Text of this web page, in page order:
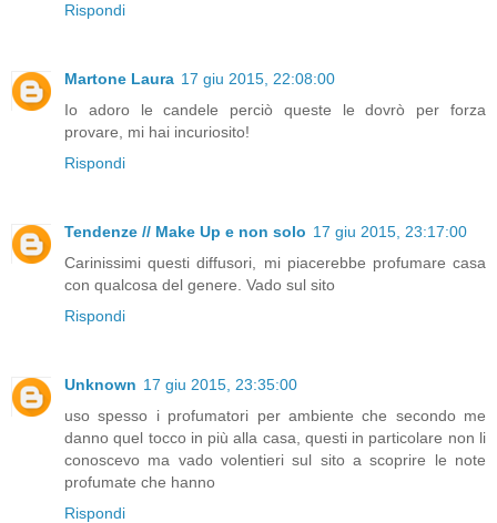
Rispondi
Martone Laura 17 giu 2015, 22:08:00
Io adoro le candele perciò queste le dovrò per forza
provare, mi hai incuriosito!
Rispondi
Tendenze // Make Up e non solo 17 giu 2015, 23:17:00
Carinissimi questi diffusori, mi piacerebbe profumare casa
con qualcosa del genere. Vado sul sito
Rispondi
Unknown 17 giu 2015, 23:35:00
uso spesso i profumatori per ambiente che secondo me
danno quel tocco in più alla casa, questi in particolare non li
conoscevo ma vado volentieri sul sito a scoprire le note
profumate che hanno
Rispondi